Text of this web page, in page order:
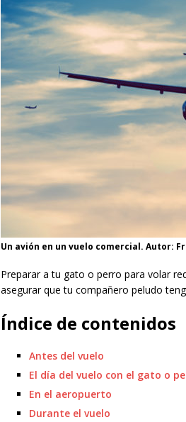
Un avión en un vuelo comercial. Autor:
Preparar a tu gato o perro para volar
asegurar que tu compañero peludo
Índice de contenidos
Antes del vuelo
El día del vuelo con el gato o
En el aeropuerto
Durante el vuelo